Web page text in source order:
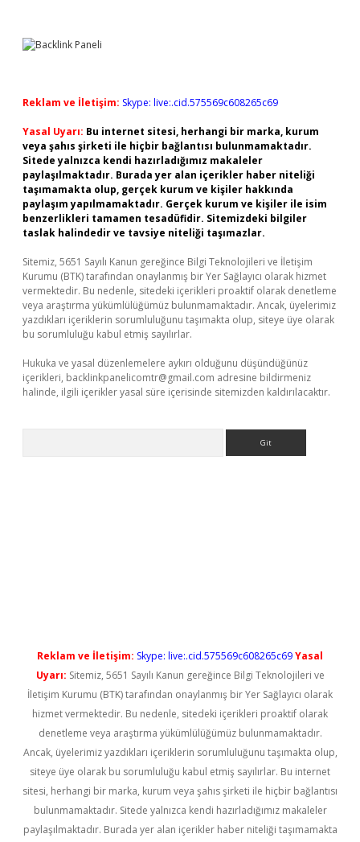
Reklam ve İletişim: Skype: live:.cid.575569c608265c69
Yasal Uyarı: Bu internet sitesi, herhangi bir marka, kurum
veya şahıs şirketi ile hiçbir bağlantısı bulunmamaktadır.
Sitede yalnızca kendi hazırladığımız makaleler
paylaşılmaktadır. Burada yer alan içerikler haber niteliği
taşımamakta olup, gerçek kurum ve kişiler hakkında
paylaşım yapılmamaktadır. Gerçek kurum ve kişiler ile isim
benzerlikleri tamamen tesadüfidir. Sitemizdeki bilgiler
taslak halindedir ve tavsiye niteliği taşımazlar.
Sitemiz, 5651 Sayılı Kanun gereğince Bilgi Teknolojileri ve İletişim
Kurumu (BTK) tarafından onaylanmış bir Yer Sağlayıcı olarak hizmet
vermektedir. Bu nedenle, sitedeki içerikleri proaktif olarak denetleme
veya araştırma yükümlülüğümüz bulunmamaktadır. Ancak, üyelerimiz
yazdıkları içeriklerin sorumluluğunu taşımakta olup, siteye üye olarak
bu sorumluluğu kabul etmiş sayılırlar.
Hukuka ve yasal düzenlemelere aykırı olduğunu düşündüğünüz
içerikleri, backlinkpanelicomtr@gmail.com adresine bildirmeniz
halinde, ilgili içerikler yasal süre içerisinde sitemizden kaldırılacaktır.
Reklam ve İletişim: Skype: live:.cid.575569c608265c69Yasal
Uyarı: Sitemiz, 5651 Sayılı Kanun gereğince Bilgi Teknolojileri ve
İletişim Kurumu (BTK) tarafından onaylanmış bir Yer Sağlayıcı olarak
hizmet vermektedir. Bu nedenle, sitedeki içerikleri proaktif olarak
denetleme veya araştırma yükümlülüğümüz bulunmamaktadır.
Ancak, üyelerimiz yazdıkları içeriklerin sorumluluğunu taşımakta olup,
siteye üye olarak bu sorumluluğu kabul etmiş sayılırlar. Bu internet
sitesi, herhangi bir marka, kurum veya şahıs şirketi ile hiçbir bağlantısı
bulunmamaktadır. Sitede yalnızca kendi hazırladığımız makaleler
paylaşılmaktadır. Burada yer alan içerikler haber niteliği taşımamakta